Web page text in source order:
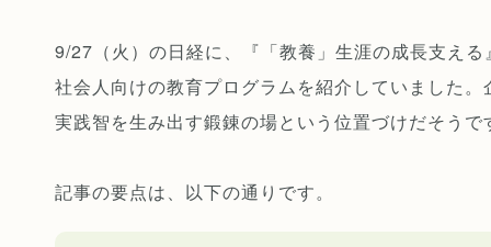
9/27（火）の日経に、『「教養」生涯の成長支え
社会人向けの教育プログラムを紹介していました
実践智を生み出す鍛錬の場という位置づけだそうで
記事の要点は、以下の通りです。